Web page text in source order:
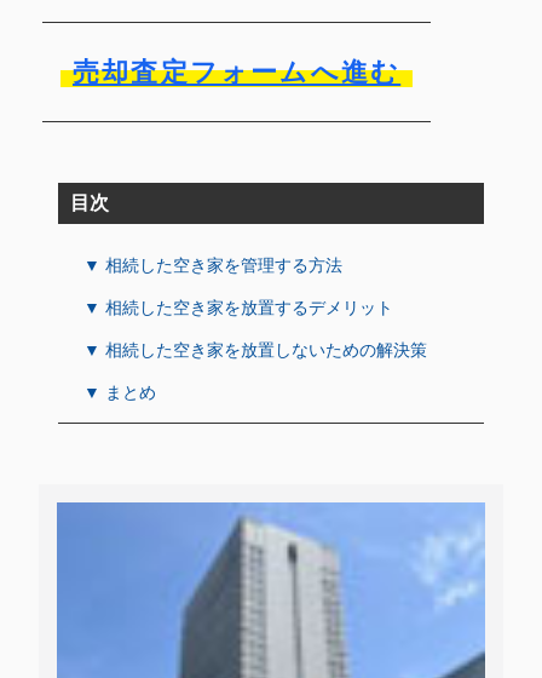
売却査定フォームへ進む
目次
▼ 相続した空き家を管理する方法
▼ 相続した空き家を放置するデメリット
▼ 相続した空き家を放置しないための解決策
▼ まとめ